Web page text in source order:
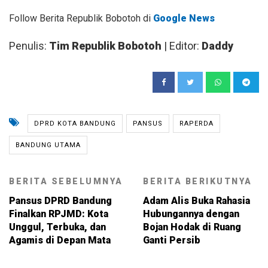
Follow Berita Republik Bobotoh di Google News
Penulis: Tim Republik Bobotoh | Editor: Daddy
DPRD KOTA BANDUNG PANSUS RAPERDA
BANDUNG UTAMA
BERITA SEBELUMNYA
Pansus DPRD Bandung
Finalkan RPJMD: Kota
Unggul, Terbuka, dan
Agamis di Depan Mata
BERITA BERIKUTNYA
Adam Alis Buka Rahasia
Hubungannya dengan
Bojan Hodak di Ruang
Ganti Persib